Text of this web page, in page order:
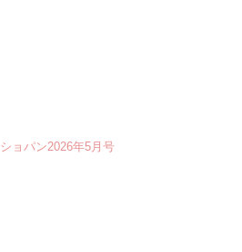
ショパン2026年5月号